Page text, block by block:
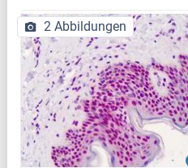
2 Abbildungen